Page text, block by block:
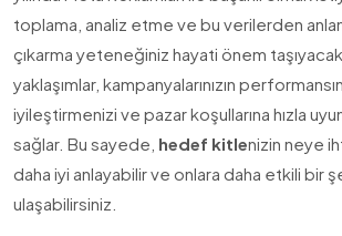
toplama, analiz etme ve bu verilerden
çıkarma yeteneğiniz hayati önem
yaklaşımlar, kampanyalarınızın
iyileştirmenizi ve pazar koşullarına hızla
sağlar. Bu sayede, hedef kitlenizin neye
daha iyi anlayabilir ve onlara daha etkili bir
ulaşabilirsiniz.